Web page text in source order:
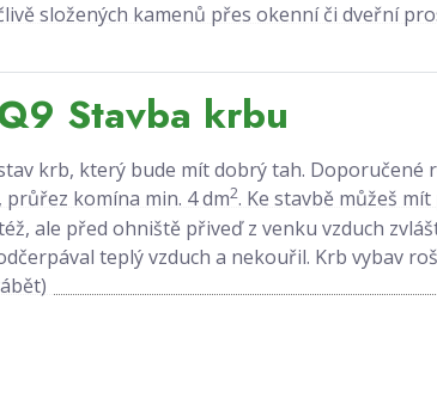
složených kamenů přes okenní či dveřní
Stavba krbu
krb, který bude mít dobrý tah. Doporučené
průřez komína min. 4 dm2. Ke stavbě můžeš
ale před ohniště přiveď z venku vzduch
teplý vzduch a nekouřil. Krb vybav